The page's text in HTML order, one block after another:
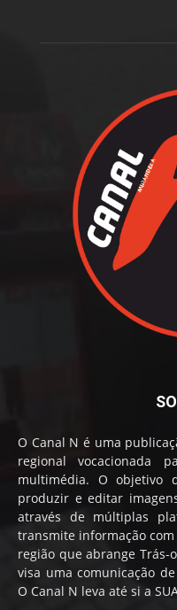
O Canal N é uma
regional vocacionada
multimédia. O objetivo
produzir e editar
através de múltiplas
transmite informação
região que abrange Trás-
visa uma comunicação
O Canal N leva até si a